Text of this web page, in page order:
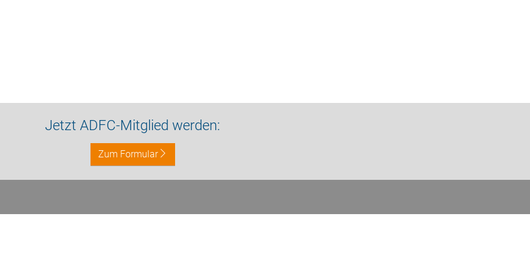
Jetzt ADFC-Mitglied werden:
Zum Formular